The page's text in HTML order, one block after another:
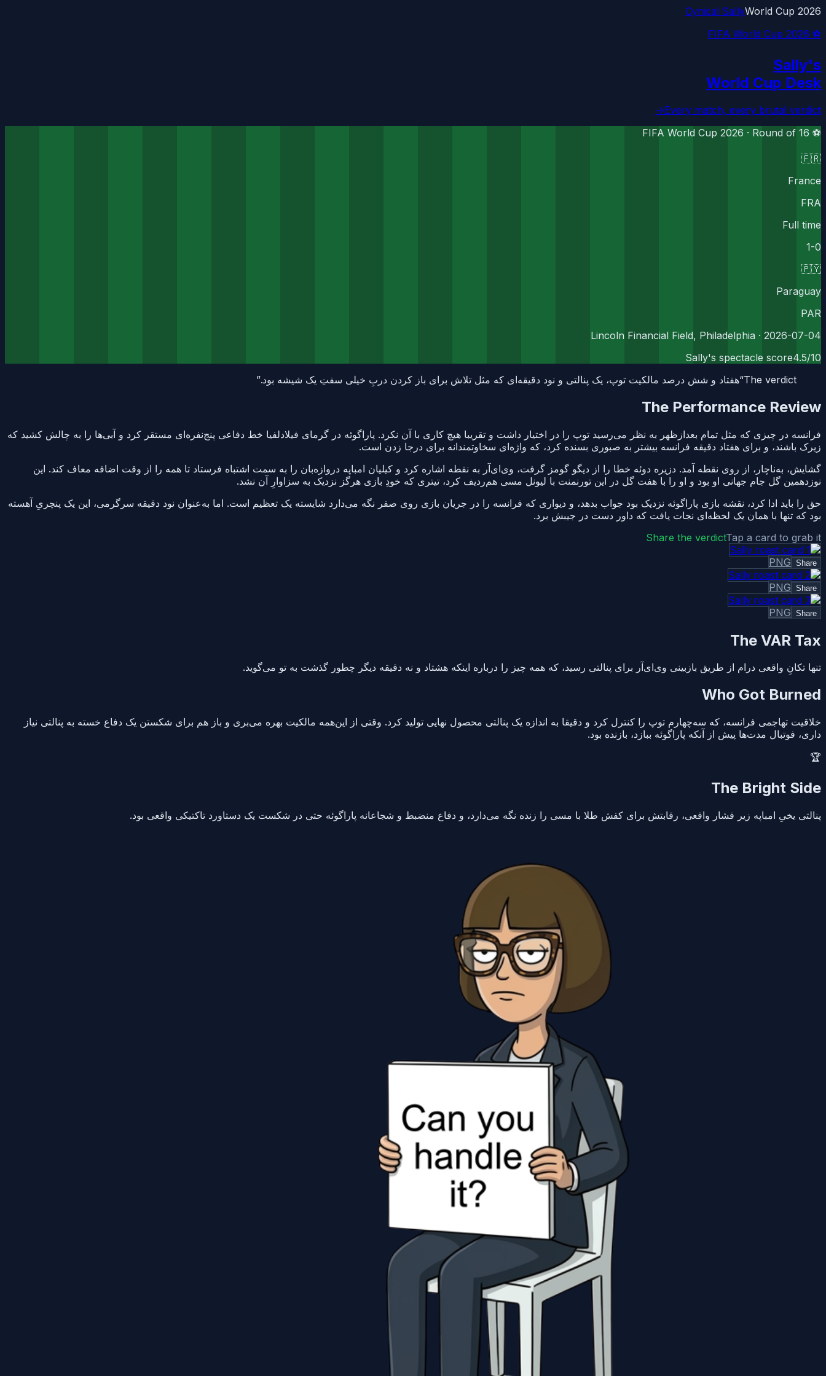
Cynical SallyWorld Cup 2026
⚽ FIFA World Cup 2026
Sally's
World Cup Desk
Every match, every brutal verdict
→
⚽ FIFA World Cup 2026 ·
Round of 16
🇫🇷
France
FRA
Full time
1-0
🇵🇾
Paraguay
PAR
2026-07-04
· Lincoln Financial Field, Philadelphia
Sally's spectacle score4.5/10
The verdict
“هفتاد و شش درصد مالکیت توپ، یک پنالتی و نود دقیقه‌ای که مثل تلاش برای باز کردن دربِ خیلی سفتِ یک شیشه بود.”
The Performance Review
فرانسه در چیزی که مثل تمام بعدازظهر به نظر می‌رسید توپ را در اختیار داشت و تقریبا هیچ کاری با آن نکرد. پاراگوئه در گرمای فیلادلفیا خط دفاعی پنج‌نفره‌ای مستقر کرد و آبی‌ها را به چالش کشید که
زیرک باشند، و برای هفتاد دقیقه فرانسه بیشتر به صبوری بسنده کرد، که واژه‌ای سخاوتمندانه برای درجا زدن است.
گشایش، به‌ناچار، از روی نقطه آمد. دزیره دوئه خطا را از دیگو گومز گرفت، وی‌ای‌آر به نقطه اشاره کرد و کیلیان امباپه دروازه‌بان را به سمت اشتباه فرستاد تا همه را از وقت اضافه معاف کند. این
نوزدهمین گل جام جهانی او بود و او را با هفت گل در این تورنمنت با لیونل مسی هم‌ردیف کرد، تیتری که خودِ بازی هرگز نزدیک به سزاوارِ آن نشد.
حق را باید ادا کرد، نقشه بازی پاراگوئه نزدیک بود جواب بدهد، و دیواری که فرانسه را در جریان بازی روی صفر نگه می‌دارد شایسته یک تعظیم است. اما به‌عنوان نود دقیقه سرگرمی، این یک پنچریِ آهسته
بود که تنها با همان یک لحظه‌ای نجات یافت که داور دست در جیبش برد.
Share the verdictTap a card to grab it
Share
PNG
Share
PNG
Share
PNG
The VAR Tax
تنها تکانِ واقعی درام از طریق بازبینی وی‌ای‌آر برای پنالتی رسید، که همه چیز را درباره اینکه هشتاد و نه دقیقه دیگر چطور گذشت به تو می‌گوید.
Who Got Burned
خلاقیت تهاجمی فرانسه، که سه‌چهارم توپ را کنترل کرد و دقیقا به اندازه یک پنالتی محصول نهایی تولید کرد. وقتی از این‌همه مالکیت بهره می‌بری و باز هم برای شکستن یک دفاع خسته به پنالتی نیاز
داری، فوتبال مدت‌ها پیش از آنکه پاراگوئه ببازد، بازنده بود.
🏆
The Bright Side
پنالتی یخیِ امباپه زیر فشار واقعی، رقابتش برای کفش طلا با مسی را زنده نگه می‌دارد، و دفاع منضبط و شجاعانه پاراگوئه حتی در شکست یک دستاورد تاکتیکی واقعی بود.